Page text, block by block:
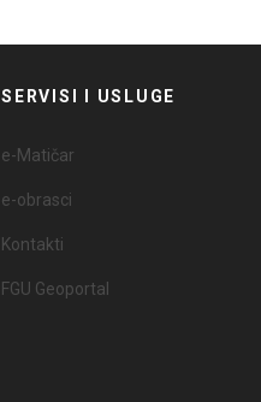
SERVISI I USLUGE
e-Matičar
e-obrasci
Kontakti
FGU Geoportal